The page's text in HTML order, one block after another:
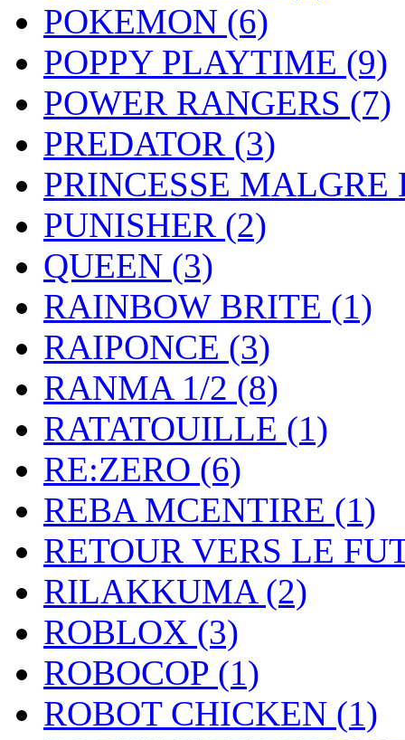
POKEMON (6)
POPPY PLAYTIME (9)
POWER RANGERS (7)
PREDATOR (3)
PRINCESSE
PUNISHER (2)
QUEEN (3)
RAINBOW BRITE (1)
RAIPONCE (3)
RANMA 1/2 (8)
RATATOUILLE (1)
RE:ZERO (6)
REBA MCENTIRE (1)
RETOUR VERS LE
RILAKKUMA (2)
ROBLOX (3)
ROBOCOP (1)
ROBOT CHICKEN (1)